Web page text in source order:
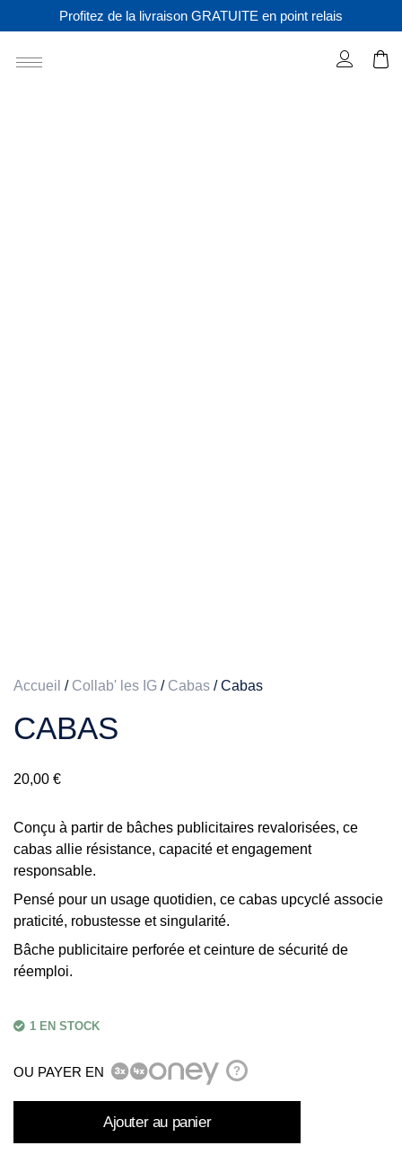
Profitez de la livraison GRATUITE en point relais
Accueil / Collab' les IG / Cabas / Cabas
CABAS
20,00 €
Conçu à partir de bâches publicitaires revalorisées, ce
cabas allie résistance, capacité et engagement
responsable.
Pensé pour un usage quotidien, ce cabas upcyclé associe
praticité, robustesse et singularité.
Bâche publicitaire perforée et ceinture de sécurité de
réemploi.
1 EN STOCK
OU PAYER EN ?
Ajouter au panier